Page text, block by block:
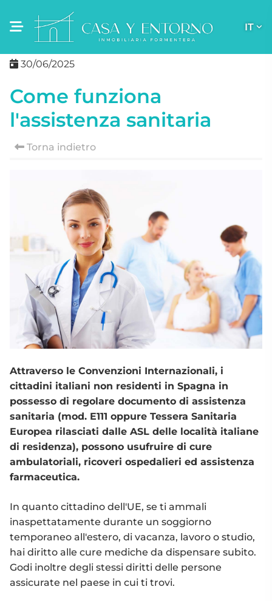
IT
Come funziona
l'assistenza sanitaria
Torna indietro
30/06/2025
Attraverso le Convenzioni Internazionali, i
cittadini italiani non residenti in Spagna in
possesso di regolare documento di assistenza
sanitaria (mod. E111 oppure Tessera Sanitaria
Europea rilasciati dalle ASL delle località italiane
di residenza), possono usufruire di cure
ambulatoriali, ricoveri ospedalieri ed assistenza
farmaceutica.
In quanto cittadino dell'UE, se ti ammali
inaspettatamente durante un soggiorno
temporaneo all'estero, di vacanza, lavoro o studio,
hai diritto alle cure mediche da dispensare subito.
Godi inoltre degli stessi diritti delle persone
assicurate nel paese in cui ti trovi.